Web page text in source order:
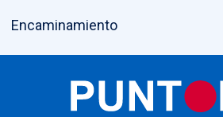
Encaminamiento